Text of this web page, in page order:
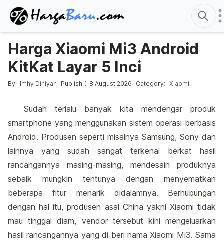
Harga Xiaomi Mi3 Android
KitKat Layar 5 Inci
Posted by
By: Ilmhy Diniyah Publish : 8 August 2026 Posted in
Category: Xiaomi
Sudah terlalu banyak kita mendengar produk
smartphone yang menggunakan sistem operasi berbasis
Android. Produsen seperti misalnya Samsung, Sony dan
lainnya yang sudah sangat terkenal berkat hasil
rancangannya masing-masing, mendesain produknya
sebaik mungkin tentunya dengan menyematkan
beberapa fitur menarik didalamnya. Berhubungan
dengan hal itu, produsen asal China yakni Xiaomi tidak
mau tinggal diam, vendor tersebut kini mengeluarkan
hasil rancangannya yang di beri nama Xiaomi Mi3. Sama